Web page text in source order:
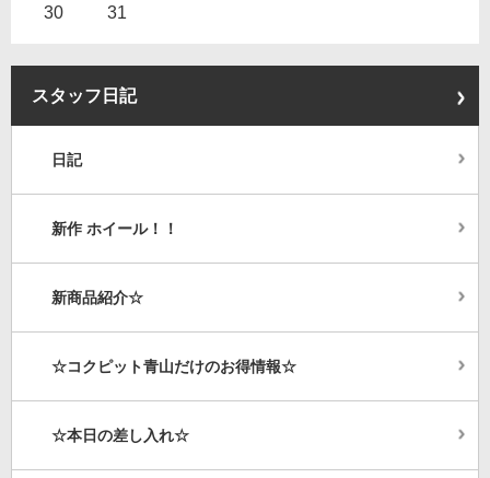
30 31
スタッフ日記
日記
新作 ホイール！！
新商品紹介☆
☆コクピット青山だけのお得情報☆
☆本日の差し入れ☆